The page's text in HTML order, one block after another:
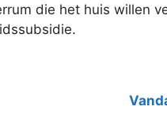
die het huis willen